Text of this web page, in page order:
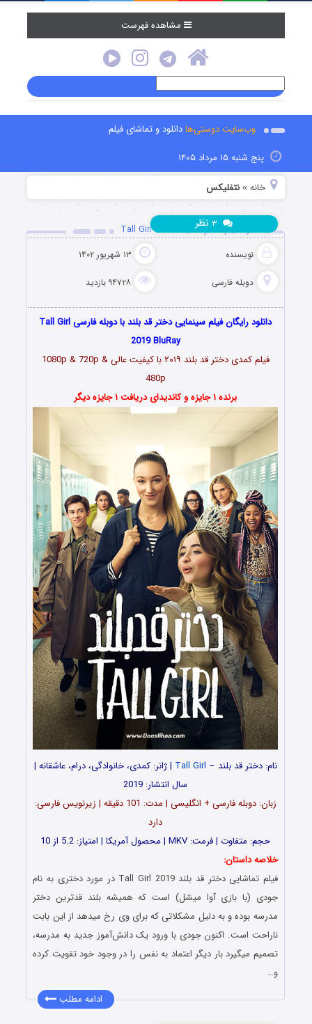
مشاهده فهرست
وب‌سایت دوستی‌هادانلود و تماشای فیلم
پنج شنبه ۱۵ مرداد ۱۴۰۵
خانه »نتفلیکس
دانلود فیلم دختر قد بلند Tall Girl 2019
نویسنده ۱۳ شهریور ۱۴۰۲
دوبله فارسی ۹۴۷۲۸ بازدید
نظر
دانلود رایگان فیلم سینمایی دختر قد بلند با دوبله فارسی Tall Girl
2019 BluRay
فیلم کمدی دختر قد بلند ۲۰۱۹ با کیفیت عالی 1080p & 720p &
480p
برنده ۱ جایزه و کاندیدای دریافت ۱ جایزه دیگر
نام: دختر قد بلند – Tall Girl | ژانر: کمدی، خانوادگی، درام، عاشقانه |
سال انتشار: 2019
زبان: دوبله فارسی + انگلیسی | مدت: 101 دقیقه | زیرنویس فارسی:
دارد
حجم: متفاوت | فرمت: MKV | محصول آمریکا | امتیاز: 5.2 از 10
خلاصه داستان:
فیلم تماشایی دختر قد بلند Tall Girl 2019 در مورد دختری به نام
جودی (با بازی آوا میشل) است که همیشه بلند قدترین دختر
مدرسه بوده و به دلیل مشکلاتی که برای وی رخ میدهد از این بابت
ناراحت است. اکنون جودی با ورود یک دانش‌آموز جدید به مدرسه،
تصمیم میگیرد بار دیگر اعتماد به نفس را در وجود خود تقویت کرده
و…
ادامه مطلب